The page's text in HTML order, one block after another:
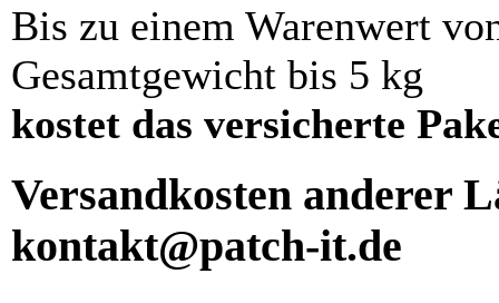
Bis zu einem Warenwert
Gesamtgewicht bis 5 kg
kostet das versicherte
Versandkosten anderer
kontakt@patch-it.de